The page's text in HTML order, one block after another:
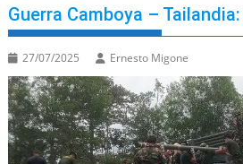
Guerra Camboya –
27/07/2025 Ernesto Migone